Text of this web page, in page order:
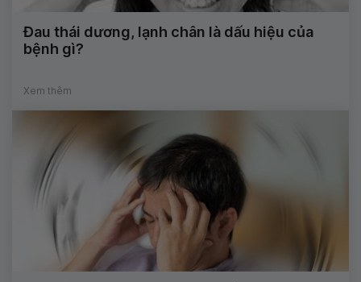
Đau thái dương, lạnh chân là dấu hiệu của
bệnh gì?
Xem thêm